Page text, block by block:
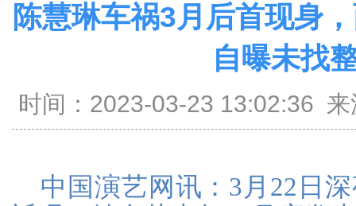
陈慧琳车祸3月后首现身
自曝未找
时间：2023-03-23 13:02:36
中国演艺网讯：3月22日